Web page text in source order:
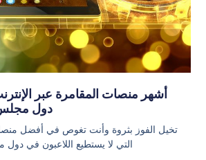
أشهر منصات المقامرة عبر
دول مجلس
تخيل الفوز بثروة وأنت تغوص في أفضل
التي لا يستطيع اللاعبون في